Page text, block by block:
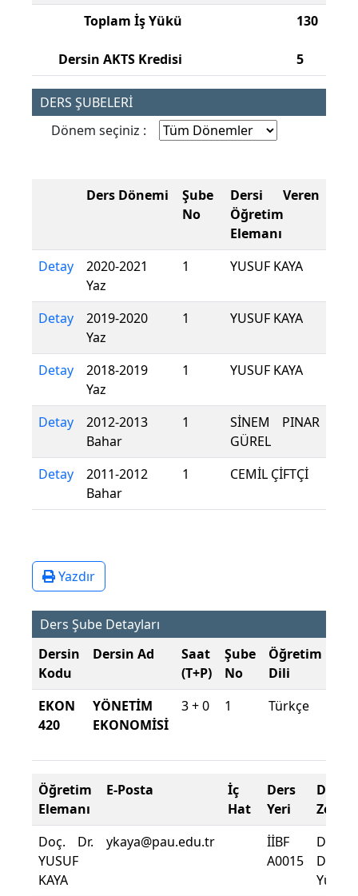
Toplam İş Yükü
Dersin AKTS Kredisi
130
5
DERS ŞUBELERİ
Dönem seçiniz :
Ders Dönemi
Şube
No
Dersi Veren
Öğretim
Elemanı
Detay
2020-2021
Yaz
1 YUSUF KAYA
Detay
2019-2020
Yaz
1 YUSUF KAYA
Detay
2018-2019
Yaz
1 YUSUF KAYA
Detay
2012-2013
Bahar
1
SİNEM PINAR
GÜREL
Detay
2011-2012
Bahar
1 CEMİL ÇİFTÇİ
Yazdır
Ders Şube Detayları
Dersin
Kodu
Dersin Ad
Saat
(T+P)
Şube
No
Öğretim
Dili
EKON
420
YÖNETİM
EKONOMİSİ
3 + 0 1 Türkçe
Öğretim
Elemanı
E-Posta
İç
Hat
Ders
Yeri
Doç. Dr.
YUSUF
KAYA
ykaya@pau.edu.tr
İİBF
A0015
Dersin
Devam